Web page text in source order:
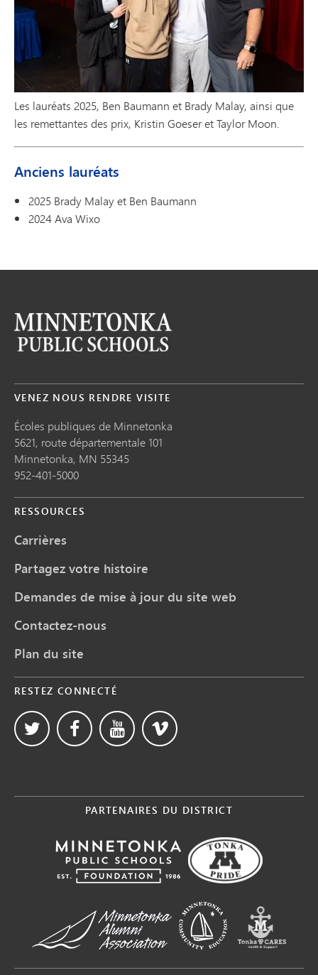
Les lauréats 2025, Ben Baumann et Brady Malay, ainsi que
les remettantes des prix, Kristin Goeser et Taylor Moon.
Anciens lauréats
2025 Brady Malay et Ben Baumann
2024 Ava Wixo
VENEZ NOUS RENDRE VISITE
Écoles publiques de Minnetonka
5621, route départementale 101
Minnetonka, MN 55345
952-401-5000
RESSOURCES
Carrières
Partagez votre histoire
Demandes de mise à jour du site web
Contactez-nous
Plan du site
RESTEZ CONNECTÉ
PARTENAIRES DU DISTRICT